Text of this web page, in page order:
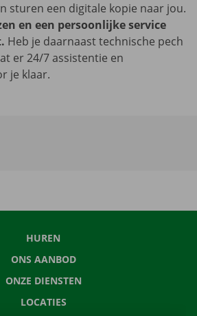
sturen een digitale kopie naar jou.
en een persoonlijke service
Heb je daarnaast technische pech
er 24/7 assistentie en
je klaar.
HUREN
ONS AANBOD
ONZE DIENSTEN
LOCATIES